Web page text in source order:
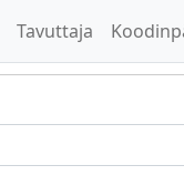
Tavuttaja